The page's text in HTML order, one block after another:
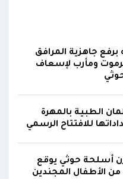
نفذنا عملاً عسكرياً
وعتادها
جنوب الحديدة
استمرار انعقاده بصورة
والأمنية واتخاذ ما
عاجلة ومستمرة بما
جاهزية المرافق
ومأرب لإسعاف
الطبية بالمهرة
للافتتاح الرسمي
أسلحة حوثي يوقع
الأطفال المجندين